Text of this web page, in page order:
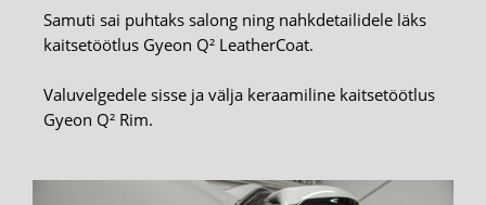
Samuti sai puhtaks salong ning nahkdetailidele läks
kaitsetöötlus Gyeon Q² LeatherCoat.
Valuvelgedele sisse ja välja keraamiline kaitsetöötlus
Gyeon Q² Rim.